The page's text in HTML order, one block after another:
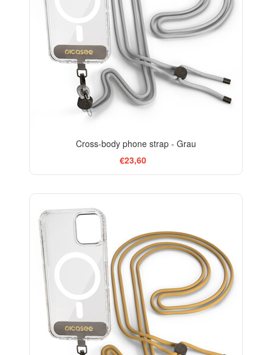
Cross-body phone strap - Grau
€23,60